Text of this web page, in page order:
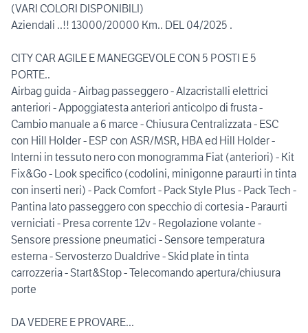
(VARI COLORI DISPONIBILI)
Aziendali ..!! 13000/20000 Km.. DEL 04/2025 .
CITY CAR AGILE E MANEGGEVOLE CON 5 POSTI E 5
PORTE..
Airbag guida - Airbag passeggero - Alzacristalli elettrici
anteriori - Appoggiatesta anteriori anticolpo di frusta -
Cambio manuale a 6 marce - Chiusura Centralizzata - ESC
con Hill Holder - ESP con ASR/MSR, HBA ed Hill Holder -
Interni in tessuto nero con monogramma Fiat (anteriori) - Kit
Fix&Go - Look specifico (codolini, minigonne paraurti in tinta
con inserti neri) - Pack Comfort - Pack Style Plus - Pack Tech -
Pantina lato passeggero con specchio di cortesia - Paraurti
verniciati - Presa corrente 12v - Regolazione volante -
Sensore pressione pneumatici - Sensore temperatura
esterna - Servosterzo Dualdrive - Skid plate in tinta
carrozzeria - Start&Stop - Telecomando apertura/chiusura
porte
DA VEDERE E PROVARE...